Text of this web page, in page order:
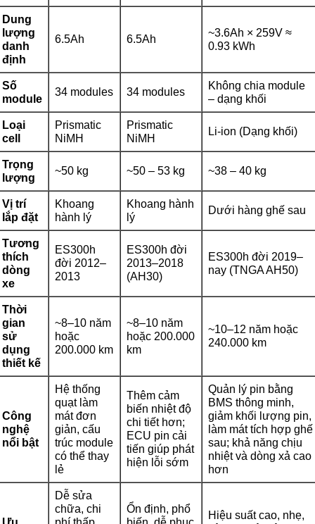
Dung
lượng
danh
định
6.5Ah 6.5Ah
~3.6Ah × 259V ≈
0.93 kWh
Số
module
34 modules 34 modules
Không chia module
– dạng khối
Loại
cell
Prismatic
NiMH
Prismatic
NiMH
Li-ion (Dạng khối)
Trọng
lượng
~50 kg ~50 – 53 kg ~38 – 40 kg
Vị trí
lắp đặt
Khoang
hành lý
Khoang hành
lý
Dưới hàng ghế sau
Tương
thích
dòng
xe
ES300h
đời 2012–
2013
ES300h đời
2013–2018
(AH30)
ES300h đời 2019–
nay (TNGA AH50)
Thời
gian
sử
dụng
thiết kế
~8–10 năm
hoặc
200.000 km
~8–10 năm
hoặc 200.000
km
~10–12 năm hoặc
240.000 km
Công
nghệ
nổi bật
Hệ thống
quạt làm
mát đơn
giản, cấu
trúc module
có thể thay
lẻ
Thêm cảm
biến nhiệt độ
chi tiết hơn;
ECU pin cải
tiến giúp phát
hiện lỗi sớm
Quản lý pin bằng
BMS thông minh,
giảm khối lượng pin,
làm mát tích hợp ghế
sau; khả năng chịu
nhiệt và dòng xả cao
hơn
Dễ sửa
chữa, chi
Ổn định, phổ
Hiệu suất cao, nhẹ,